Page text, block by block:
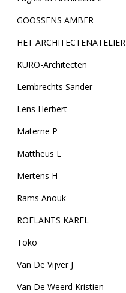
GOOSSENS AMBER
HET ARCHITECTENATELIER
KURO-Architecten
Lembrechts Sander
Lens Herbert
Materne P
Mattheus L
Mertens H
Rams Anouk
ROELANTS KAREL
Toko
Van De Vijver J
Van De Weerd Kristien